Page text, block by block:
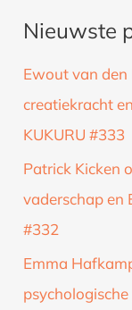
e
k
a
Nieuwste
Ewout van
creatiekracht
KUKURU #333
Patrick Kicken
vaderschap en
#332
Emma